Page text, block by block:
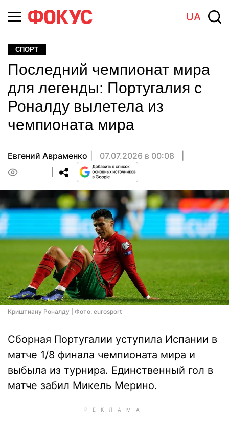
UA
СПОРТ
Последний чемпионат мира
для легенды: Португалия с
Роналду вылетела из
чемпионата мира
Евгений Авраменко
07.07.2026 в 00:08
Криштиану Роналду | Фото: eurosport
Сборная Португалии уступила Испании в
матче 1/8 финала чемпионата мира и
выбыла из турнира. Единственный гол в
матче забил Микель Мерино.